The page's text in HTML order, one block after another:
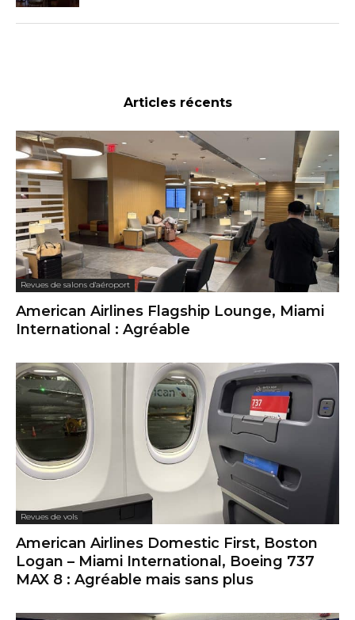
Articles récents
Revues de salons d'aéroport
American Airlines Flagship Lounge, Miami
International : Agréable
Revues de vols
American Airlines Domestic First, Boston
Logan – Miami International, Boeing 737
MAX 8 : Agréable mais sans plus